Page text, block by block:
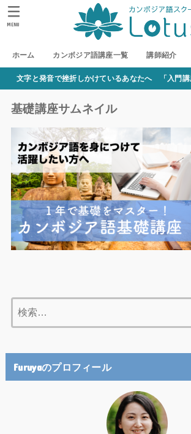
ホーム カンボジア語講座一覧 講師紹介
MENU
文字と発音で挫折しかけているあなたへ 「入門講
基礎講座サムネイル
索:
Furuyaのプロフィール